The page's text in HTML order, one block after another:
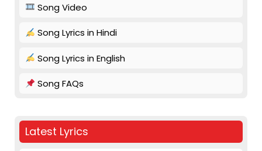
Song Video
Song Lyrics in Hindi
Song Lyrics in English
Song FAQs
Latest Lyrics